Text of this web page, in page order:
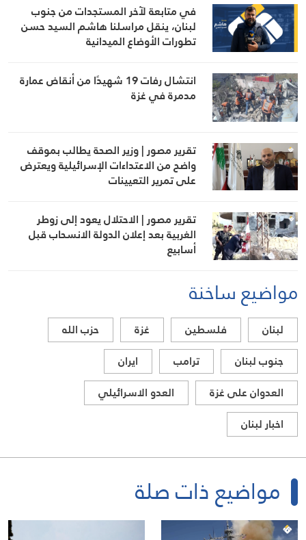
في متابعة لآخر المستجدات من جنوب
لبنان، ينقل مراسلنا هاشم السيد حسن
تطورات الأوضاع الميدانية
انتشال رفات 19 شهيدًا من أنقاض عمارة
مدمرة في غزة
تقرير مصور | وزير الصحة يطالب بموقف
واضح من الاعتداءات الإسرائيلية ويعترض
على تمرير التعيينات
تقرير مصور | الاحتلال يعود إلى زوطر
الغربية بعد إعلان الدولة الانسحاب قبل
أسابيع
مواضيع ساخنة
لبنان فلسطين غزة
حزب الله
جنوب لبنان
ترامب
ايران
العدوان على غزة
العدو الاسرائيلي
اخبار لبنان
مواضيع ذات صلة